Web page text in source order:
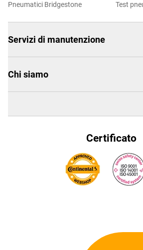
Pneumatici Bridgestone Test
Servizi di manutenzione
Chi siamo
Certificato